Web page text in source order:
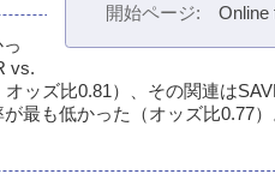
開始ページ
Online
vs.
ッズ比0.81）、その関連は
最も低かった（オッズ比0.77）